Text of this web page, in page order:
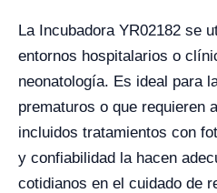
La Incubadora YR02182 se
entornos hospitalarios o
neonatología. Es ideal para
prematuros o que requieren
incluidos tratamientos con
y confiabilidad la hacen
cotidianos en el cuidado de